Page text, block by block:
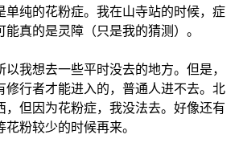
单纯的花粉症。我在山寺站的时候，症
真的是灵障（只是我的猜测）。
以我想去一些平时没去的地方。但是，
修行者才能进入的，普通人进不去。北
，但因为花粉症，我没法去。好像还有
粉较少的时候再来。